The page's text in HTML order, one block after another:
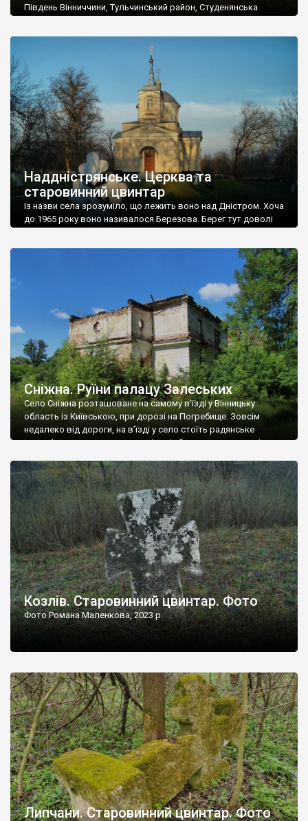
Південь Вінниччини, Тульчинський район, Студенянська
старовинний цвинтар із кам’яними хрестами. Всі епітафії, які
збереглися, написані кирилицею, церковнослов’янською
мовою. За всіма традиційними ознаками – цвинтар
український. Хрести датуються 19 століттям. У 1924-1940
роках Болган […]
Наддністрянське. Церква та
старовинний цвинтар
Із назви села зрозуміло, що лежить воно над Дністром. Хоча
до 1965 року воно називалося Березова. Берег тут доволі
Наддністрянське відрізняється від більшості навколишніх
сіл. У селі є мурована Михайлівська церква. Точної дати […]
Сніжна. Руїни палацу Залеських
Село Сніжна розташоване на самому в’їзді у Вінницьку
область із Київською, при дорозі на Погребище. Зовсім
недалеко від дороги, на в’їзді у село стоїть радянське
рельєфне пано, яке показує жінку і яблуню, а трохи далі, десь
не видно, але видно дві стареньких колії у траві – […]
Козлів. Старовинний цвинтар. Фото
Фото Романа Маленкова, 2023 р.
Липчани. Старовинний цвинтар. Фото